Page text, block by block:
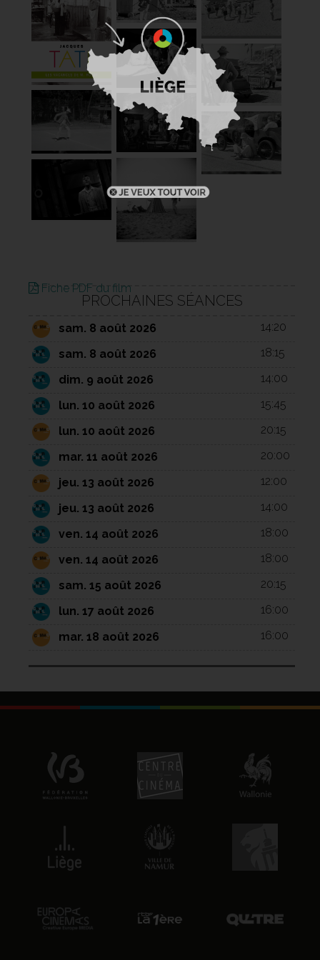
Fiche PDF du film
PROCHAINES SÉANCES
sam. 8 août 2026
14:20
sam. 8 août 2026
18:15
dim. 9 août 2026
14:00
lun. 10 août 2026
15:45
lun. 10 août 2026
20:15
mar. 11 août 2026
20:00
jeu. 13 août 2026
12:00
jeu. 13 août 2026
14:00
ven. 14 août 2026
18:00
ven. 14 août 2026
18:00
sam. 15 août 2026
20:15
lun. 17 août 2026
16:00
mar. 18 août 2026
16:00